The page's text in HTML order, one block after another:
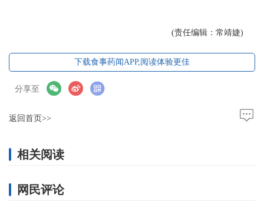
(责任编辑：常靖婕)
下载食事药闻APP,阅读体验更佳
分享至
返回首页>>
相关阅读
网民评论